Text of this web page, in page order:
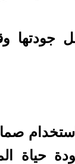
جودتها
حياة